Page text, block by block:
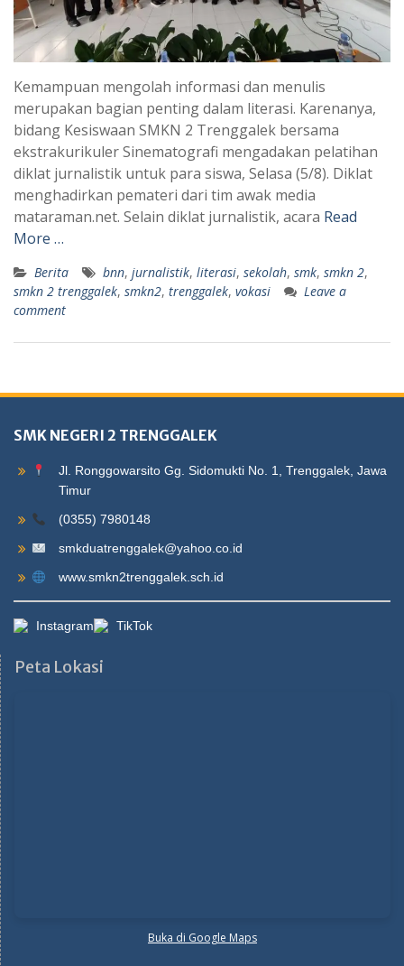
Kemampuan mengolah informasi dan menulis
merupakan bagian penting dalam literasi. Karenanya,
bidang Kesiswaan SMKN 2 Trenggalek bersama
ekstrakurikuler Sinematografi mengadakan pelatihan
diklat jurnalistik untuk para siswa, Selasa (5/8). Diklat
menghadirkan pemateri dari tim awak media
mataraman.net. Selain diklat jurnalistik, acara Read
More …
Berita bnn, jurnalistik, literasi, sekolah, smk, smkn 2,
smkn 2 trenggalek, smkn2, trenggalek, vokasi
Leave a
comment
SMK NEGERI 2 TRENGGALEK
Jl. Ronggowarsito Gg. Sidomukti No. 1, Trenggalek, Jawa
Timur
(0355) 7980148
smkduatrenggalek@yahoo.co.id
www.smkn2trenggalek.sch.id
Instagram TikTok
Peta Lokasi
Buka di Google Maps